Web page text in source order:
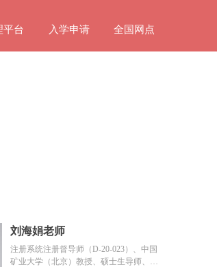
平台 入学申请 全国网点
刘海娟老师
注册系统注册督导师（D-20-023）、中国
矿业大学（北京）教授、硕士生导师、教